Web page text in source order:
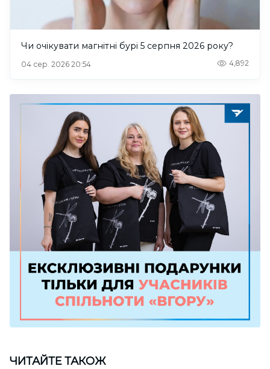
Чи очікувати магнітні бурі 5 серпня 2026 року?
04 сер. 2026 20:54 4,892
ЧИТАЙТЕ ТАКОЖ